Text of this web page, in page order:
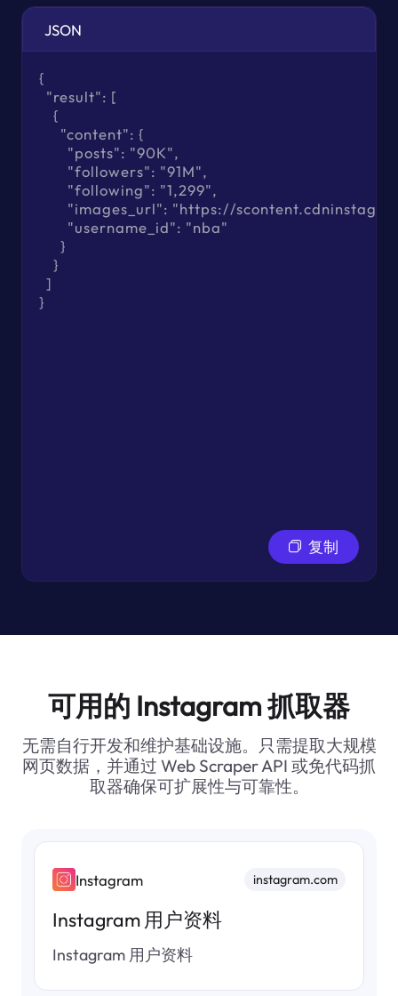
JSON
{
  "result": [
    {
      "content": {
        "posts": "90K",
        "followers": "91M",
        "following": "1,299",
"images_url": "https://
        "username_id": "nba"
      }
    }
  ]
}
复制
可用的 Instagram 抓取器
无需自行开发和维护基础设施。只需提取大规模
网页数据，并通过 Web Scraper API 或免代码抓
取器确保可扩展性与可靠性。
Instagram
Instagram 用户资料
Instagram 用户资料
instagram.com